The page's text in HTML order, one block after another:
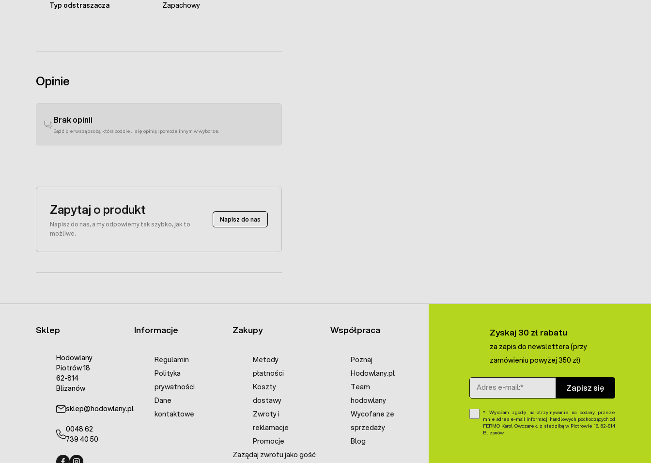
Typ odstraszacza Zapachowy
Opinie
Brak opinii
Bądź pierwszą osobą, która podzieli się opinią i pomoże innym w wyborze.
Zapytaj o produkt
Napisz do nas, a my odpowiemy tak szybko, jak to
możliwe.
Napisz do nas
Sklep
Hodowlany
Piotrów 18
62-814
Blizanów
sklep@hodowlany.pl
0048 62
739 40 50
Informacje
Regulamin
Polityka
prywatności
Dane
kontaktowe
Zakupy
Metody
płatności
Koszty
dostawy
Zwroty i
reklamacje
Promocje
Zażądaj zwrotu jako gość
Współpraca
Poznaj
Hodowlany.pl
Team
hodowlany
Wycofane ze
sprzedaży
Blog
Zyskaj 30 zł rabatu
za zapis do newslettera (przy
zamówieniu powyżej 350 zł)
Adres e-mail
Zapisz się
Wyrażam zgodę na otrzymywanie na podany przeze
mnie adres e-mail informacji handlowych pochodzących od
FERMO Karol Owczarek, z siedzibą w Piotrowie 18, 62-814
Blizanów.